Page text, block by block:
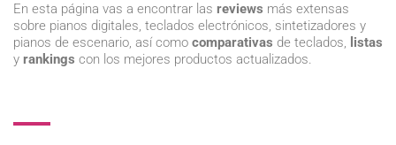
En esta página vas a encontrar las reviews más extensas
sobre pianos digitales, teclados electrónicos, sintetizadores y
pianos de escenario, así como comparativas de teclados, listas
y rankings con los mejores productos actualizados.